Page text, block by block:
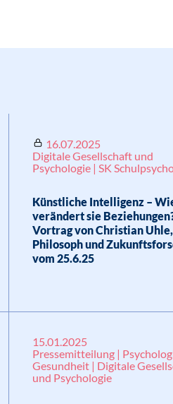
16.07.2025
Digitale Gesellschaft und
Psychologie | SK
Künstliche Intelligenz –
verändert sie
Vortrag von Christian Uhle,
Philosoph und
vom 25.6.25
15.01.2025
Pressemitteilung |
Gesundheit | Digitale
und Psychologie